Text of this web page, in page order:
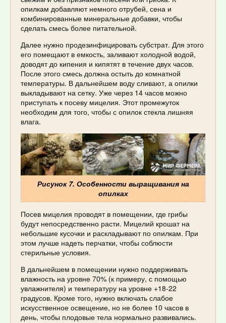
опилкам добавляют немного отрубей, сена и
комбинированные минеральные добавки, чтобы
сделать смесь более питательной.
Далее нужно продезинфицировать субстрат. Для этого
его помещают в емкость, заливают холодной водой,
доводят до кипения и кипятят в течение двух часов.
После этого смесь должна остыть до комнатной
температуры. В дальнейшем воду сливают, а опилки
выкладывают на сетку. Уже через 14 часов можно
приступать к посеву мицелия. Этот промежуток
необходим для того, чтобы с опилок стекла лишняя
влага.
Рисунок 7. Особенности выращивания на
опилках
Посев мицелия проводят в помещении, где грибы
будут непосредственно расти. Мицелий крошат на
небольшие кусочки и раскладывают по опилкам. При
этом лучше надеть перчатки, чтобы соблюсти
стерильные условия.
В дальнейшем в помещении нужно поддерживать
влажность на уровне 70% (к примеру, с помощью
увлажнителя) и температуру на уровне +18-22
градусов. Кроме того, нужно включать слабое
искусственное освещение, но не более 10 часов в
день, чтобы плодовые тела нормально развивались.